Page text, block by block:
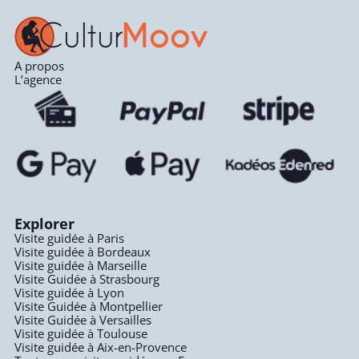
A propos
L’agence
Explorer
Visite guidée à Paris
Visite guidée à Bordeaux
Visite guidée à Marseille
Visite Guidée à Strasbourg
Visite guidée à Lyon
Visite Guidée à Montpellier
Visite Guidée à Versailles
Visite guidée à Toulouse
Visite guidée à Aix-en-Provence